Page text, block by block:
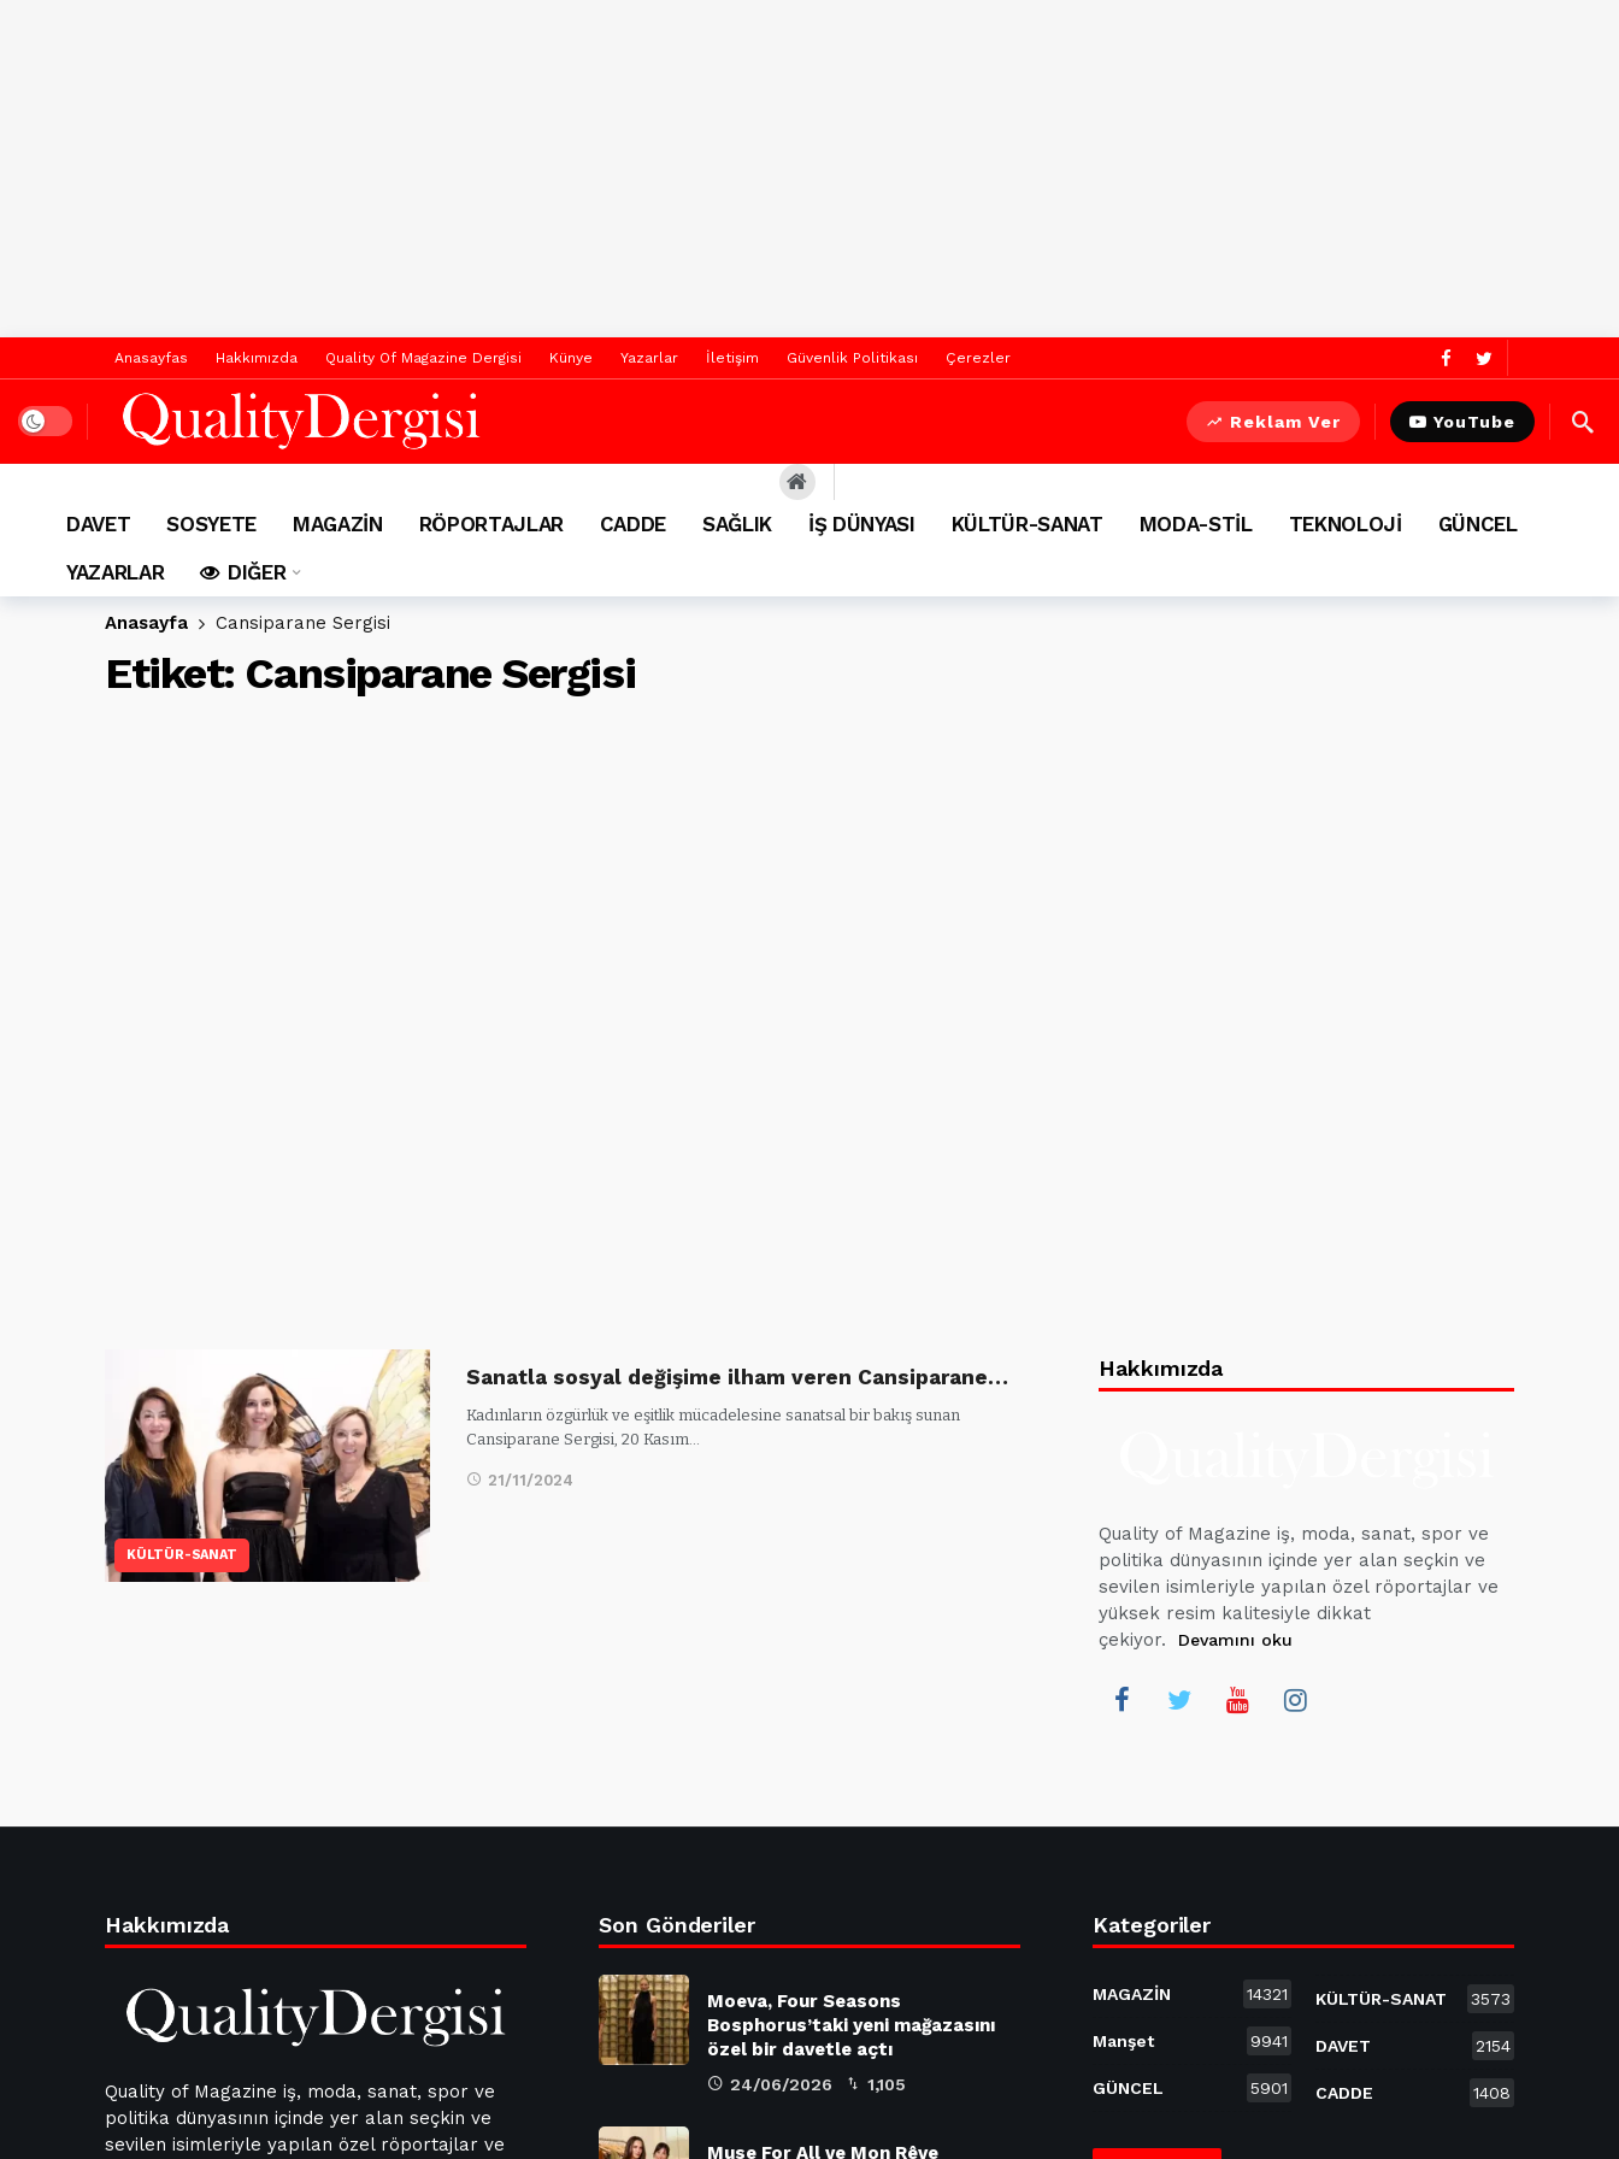
Anasayfas Hakkımızda Quality Of Magazine Dergisi Künye Yazarlar İletişim Güvenlik Politikası Çerezler
Dark mode Reklam Ver YouTube
DAVET SOSYETE MAGAZİN RÖPORTAJLAR CADDE SAĞLIK İŞ DÜNYASI KÜLTÜR-SANAT MODA-STİL TEKNOLOJİ
GÜNCEL
YAZARLAR
DIĞER
Anasayfa Cansiparane Sergisi
Etiket: Cansiparane Sergisi
KÜLTÜR-SANAT
Sanatla sosyal değişime ilham veren Cansiparane…
Kadınların özgürlük ve eşitlik mücadelesine sanatsal bir bakış sunan
Cansiparane Sergisi, 20 Kasım…
21/11/2024
Hakkımızda
Quality of Magazine iş, moda, sanat, spor ve
politika dünyasının içinde yer alan seçkin ve
sevilen isimleriyle yapılan özel röportajlar ve
yüksek resim kalitesiyle dikkat
çekiyor.
Devamını oku
Hakkımızda
Quality of Magazine iş, moda, sanat, spor ve
politika dünyasının içinde yer alan seçkin ve
sevilen isimleriyle yapılan özel röportajlar ve
Son Gönderiler
Moeva, Four Seasons
Bosphorus’taki yeni mağazasını
özel bir davetle açtı
24/06/2026 1,105
Muse For All ve Mon Rêve
Kategoriler
MAGAZİN 14321
Manşet 9941
GÜNCEL 5901
KÜLTÜR-SANAT 3573
DAVET 2154
CADDE 1408